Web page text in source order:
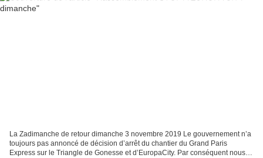
La Zadimanche de retour dimanche 3 novembre 2019 Le gouvernement n’a
toujours pas annoncé de décision d’arrêt du chantier du Grand Paris
Express sur le Triangle de Gonesse et d’EuropaCity. Par conséquent nous